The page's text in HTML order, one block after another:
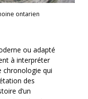
ontarien
ou adapté
à interpréter
chronologie qui
des
d’un